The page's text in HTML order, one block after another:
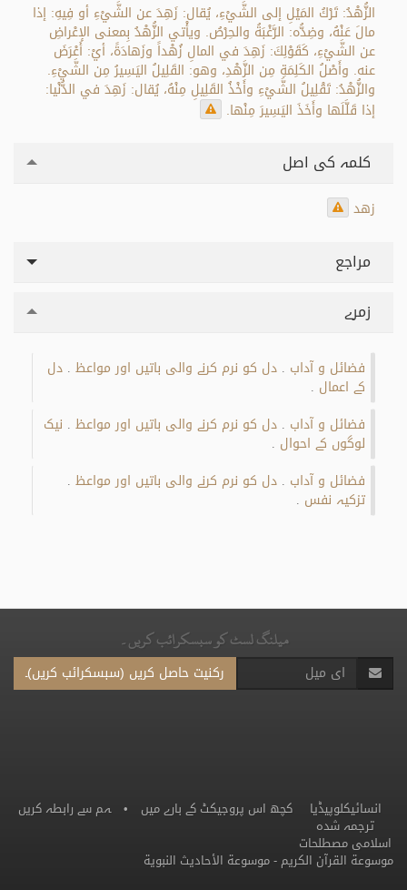
الزُّهْدُ: تَرْكُ المَيْلِ إلى الشَّيْءِ، يُقال: زَهِدَ عن الشَّيْءِ أو فِيهِ: إذا
مالَ عَنْهُ، وضِدُّه: الرَّغْبَةُ والحِرْصُ. ويأْتي الزُّهْدُ بِمعنى الإعْراضِ
عن الشَّيْءِ، كَقَوْلِكَ: زَهِدَ في المالِ زُهْداً وزَهادَةً، أيْ: أَعْرَضَ
عنه. وأَصْلُ الكَلِمَةِ مِن الزَّهْدِ، وهو: القَلِيلُ اليَسِيرُ مِن الشَّيْءِ.
والزُّهْدُ: تَقْلِيلُ الشَّيْءِ وأَخْذُ القَلِيلِ مِنْهُ، يُقال: زَهِدَ في الدُّنْيا:
إذا قَلَّلَها وأَخَذَ اليَسِيرَ مِنْها.
کلمہ کی اصل
زهد
مراجع
زمرے
فضائل و آداب دل کو نرم کرنے والی باتیں اور مواعظ دل
کے اعمال
فضائل و آداب دل کو نرم کرنے والی باتیں اور مواعظ نیک
لوگوں کے احوال
فضائل و آداب دل کو نرم کرنے والی باتیں اور مواعظ
تزکیہ نفس
میلنگ لسٹ کو سبسکرائب کریں۔
رکنیت حاصل کریں (سبسکرائب کریں)۔
کچھ اس پروجیکٹ کے بارے میں • ہم سے رابطہ کریں انسائیکلوپیڈیا
ترجمہ شدہ
اسلامی مصطلحات
موسوعة القرآن الكريم -موسوعة الأحاديث النبوية